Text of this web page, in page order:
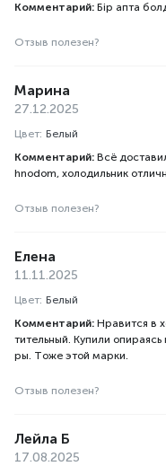
Комментарий: Бір апта
Отзыв полезен?
Марина
27.12.2025
Цвет: Белый
Комментарий: Всё
hnodom, холодильник
Отзыв полезен?
Елена
11.11.2025
Цвет: Белый
Комментарий: Нравится в
тительный. Купили
ры. Тоже этой марки.
Отзыв полезен?
Лейла Б
17.08.2025